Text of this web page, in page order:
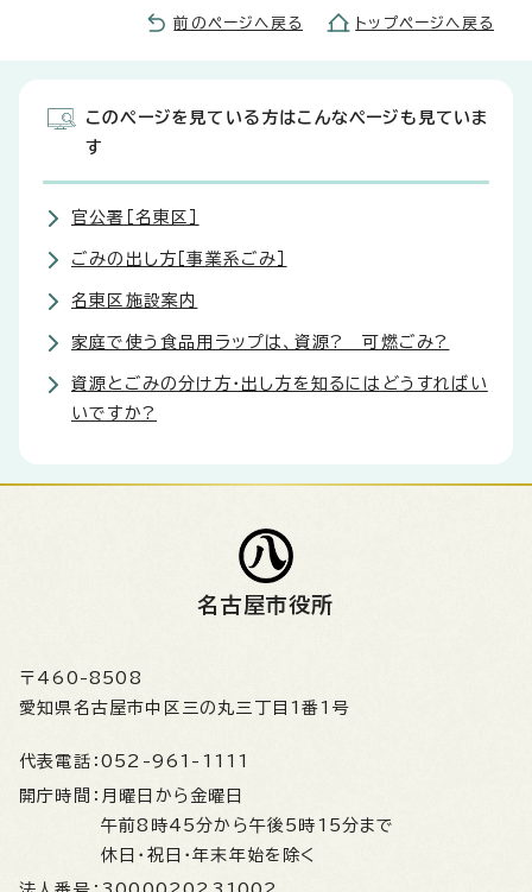
前のページへ戻る トップページへ戻る
このページを見ている方はこんなページも見ていま
す
官公署［名東区］
ごみの出し方［事業系ごみ］
名東区施設案内
家庭で使う食品用ラップは、資源? 可燃ごみ?
資源とごみの分け方・出し方を知るにはどうすればい
いですか?
名古屋市役所
〒460-8508
愛知県名古屋市中区三の丸三丁目1番1号
代表電話： 052-961-1111
開庁時間： 月曜日から金曜日
午前8時45分から午後5時15分まで
休日・祝日・年末年始を除く